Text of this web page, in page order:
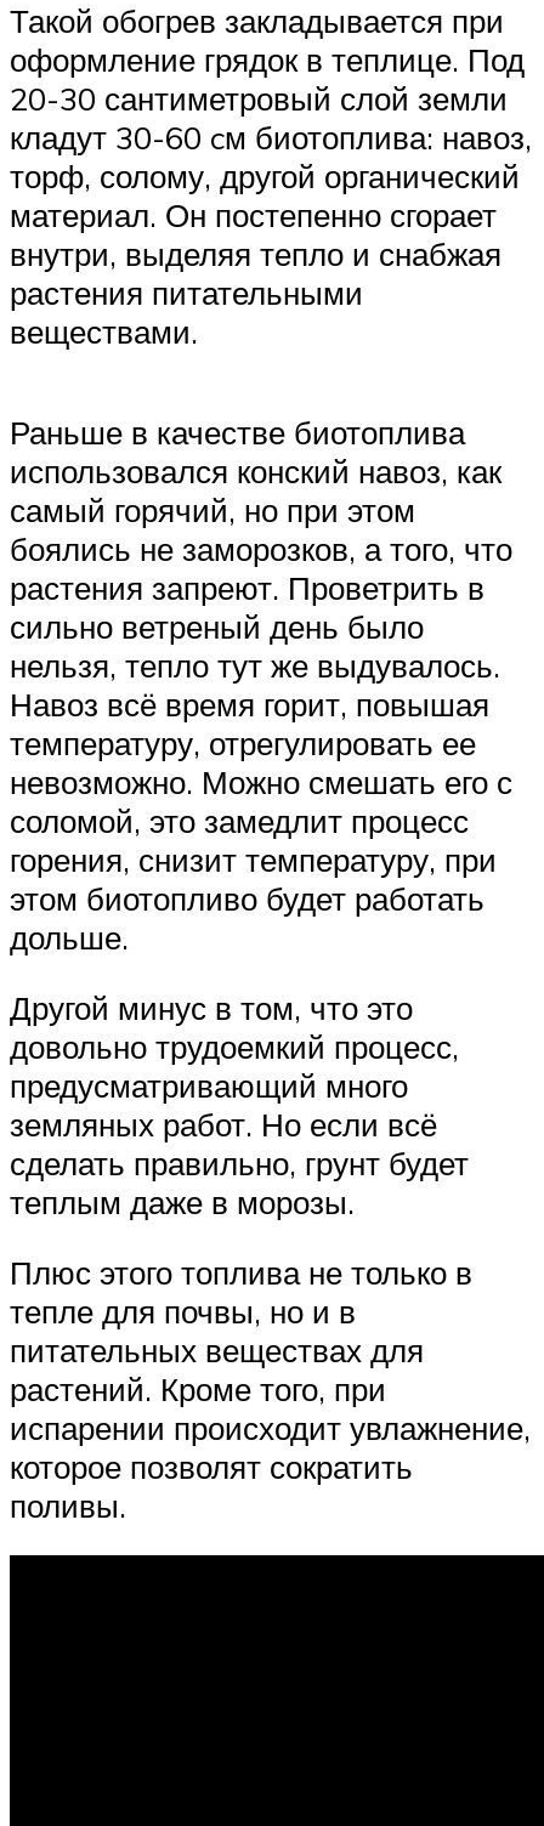
Такой обогрев закладывается при
оформление грядок в теплице. Под
20-30 сантиметровый слой земли
кладут 30-60 cм биотоплива: навоз,
торф, солому, другой органический
материал. Он постепенно сгорает
внутри, выделяя тепло и снабжая
растения питательными
веществами.
Раньше в качестве биотоплива
использовался конский навоз, как
самый горячий, но при этом
боялись не заморозков, а того, что
растения запреют. Проветрить в
сильно ветреный день было
нельзя, тепло тут же выдувалось.
Навоз всё время горит, повышая
температуру, отрегулировать ее
невозможно. Можно смешать его с
соломой, это замедлит процесс
горения, снизит температуру, при
этом биотопливо будет работать
дольше.
Другой минус в том, что это
довольно трудоемкий процесс,
предусматривающий много
земляных работ. Но если всё
сделать правильно, грунт будет
теплым даже в морозы.
Плюс этого топлива не только в
тепле для почвы, но и в
питательных веществах для
растений. Кроме того, при
испарении происходит увлажнение,
которое позволят сократить
поливы.